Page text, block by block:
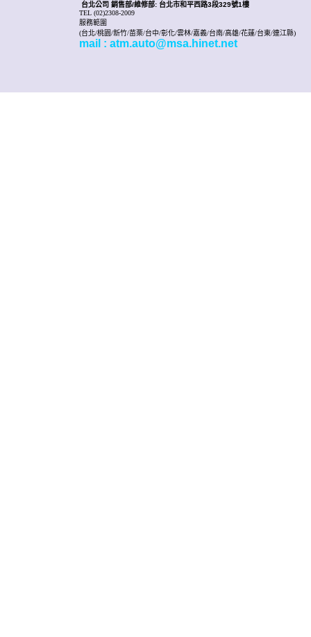
台北公司 銷售部/維修部: 台北市和平西路3段329號1樓
TEL (02)2308-2009
服務範圍
(台北/桃園/新竹/苗栗/台中/彰化/雲林/嘉義/台南/高雄/花蓮/台東/連江縣)
mail : atm.auto@msa.hinet.net